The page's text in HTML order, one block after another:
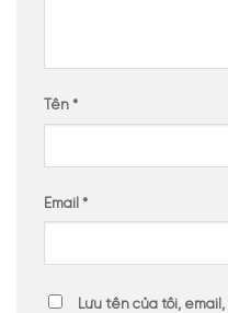
Tên *
Email *
Lưu tên của tôi,